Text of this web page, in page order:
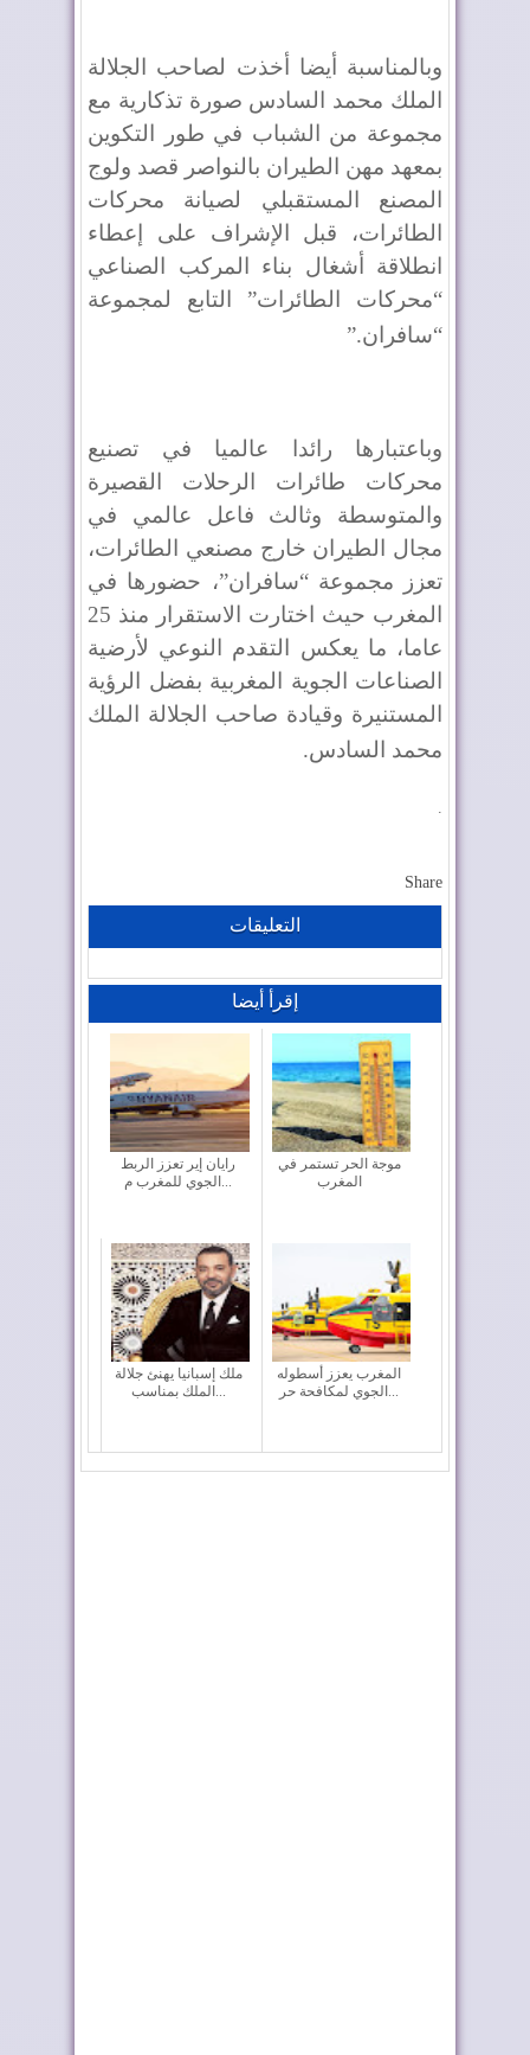
وبالمناسبة أيضا أخذت لصاحب الجلالة
الملك محمد السادس صورة تذكارية مع
مجموعة من الشباب في طور التكوين
بمعهد مهن الطيران بالنواصر قصد ولوج
المصنع المستقبلي لصيانة محركات
الطائرات، قبل الإشراف على إعطاء
انطلاقة أشغال بناء المركب الصناعي
“محركات الطائرات” التابع لمجموعة
“سافران”.
وباعتبارها رائدا عالميا في تصنيع
محركات طائرات الرحلات القصيرة
والمتوسطة وثالث فاعل عالمي في
مجال الطيران خارج مصنعي الطائرات،
تعزز مجموعة “سافران”، حضورها في
المغرب حيث اختارت الاستقرار منذ 25
عاما، ما يعكس التقدم النوعي لأرضية
الصناعات الجوية المغربية بفضل الرؤية
المستنيرة وقيادة صاحب الجلالة الملك
محمد السادس.
.
Share
التعليقات
إقرأ أيضا
رايان إير تعزز الربط
الجوي للمغرب م...
موجة الحر تستمر في
المغرب
ملك إسبانيا يهنئ جلالة
الملك بمناسب...
المغرب يعزز أسطوله
الجوي لمكافحة حر...